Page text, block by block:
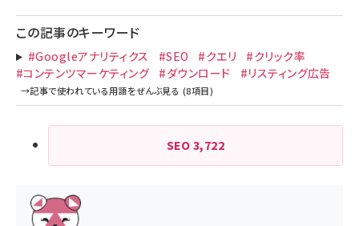
この記事のキーワード
#Googleアナリティクス #SEO #クエリ
#クリック率
#コンテンツマーケティング
#ダウンロード #リスティング広告
SEO 3,722